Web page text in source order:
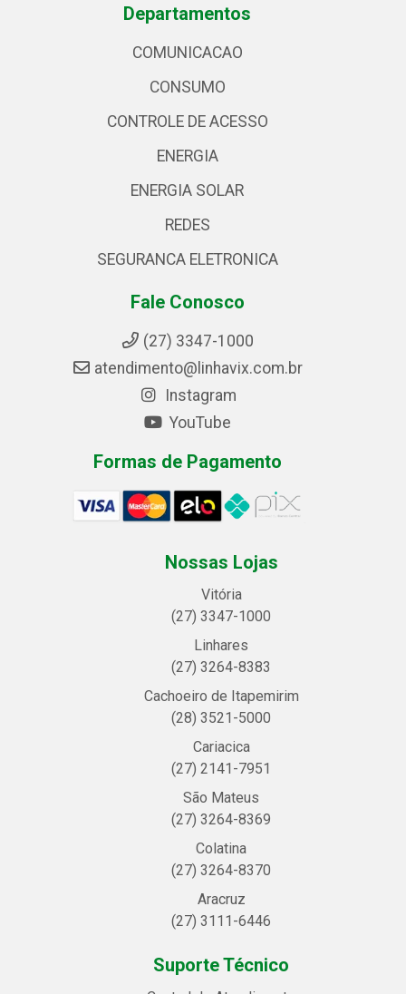
Departamentos
COMUNICACAO
CONSUMO
CONTROLE DE ACESSO
ENERGIA
ENERGIA SOLAR
REDES
SEGURANCA ELETRONICA
Fale Conosco
(27) 3347-1000
atendimento@linhavix.com.br
Instagram
YouTube
Formas de Pagamento
Nossas Lojas
Vitória
(27) 3347-1000
Linhares
(27) 3264-8383
Cachoeiro de Itapemirim
(28) 3521-5000
Cariacica
(27) 2141-7951
São Mateus
(27) 3264-8369
Colatina
(27) 3264-8370
Aracruz
(27) 3111-6446
Suporte Técnico